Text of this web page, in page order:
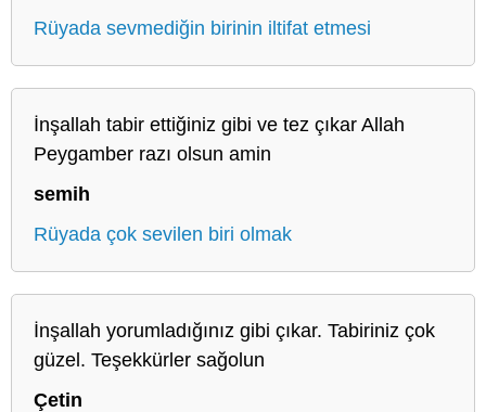
Rüyada sevmediğin birinin iltifat etmesi
İnşallah tabir ettiğiniz gibi ve tez çıkar Allah
Peygamber razı olsun amin
semih
Rüyada çok sevilen biri olmak
İnşallah yorumladığınız gibi çıkar. Tabiriniz çok
güzel. Teşekkürler sağolun
Çetin